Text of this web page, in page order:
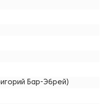
Бар-Эбрей)